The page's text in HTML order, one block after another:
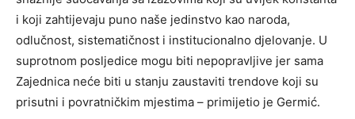
i koji zahtijevaju puno naše jedinstvo kao naroda,
odlučnost, sistematičnost i institucionalno djelovanje. U
suprotnom posljedice mogu biti nepopravljive jer sama
Zajednica neće biti u stanju zaustaviti trendove koji su
prisutni i povratničkim mjestima – primijetio je Germić.